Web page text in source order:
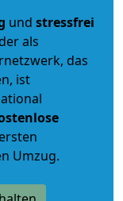
und stressfrei
als
das
ist
Umzug.